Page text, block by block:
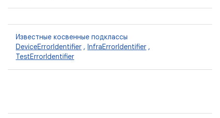
Известные косвенные подклассы
DeviceErrorIdentifier , InfraErrorIdentifier ,
TestErrorIdentifier